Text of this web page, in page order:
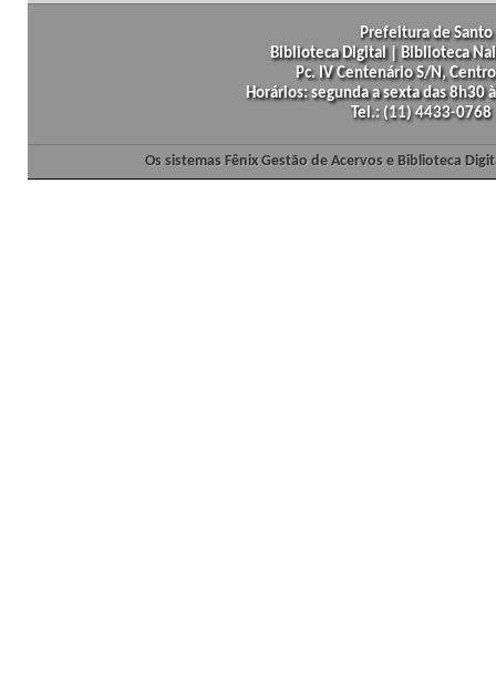
Prefeitura de
Biblioteca Digital | Biblioteca
Pc. IV Centenário S/N,
Horários: segunda a sexta das
Tel.: (11) 4433-
Os sistemas Fênix Gestão de Acervos e Biblioteca